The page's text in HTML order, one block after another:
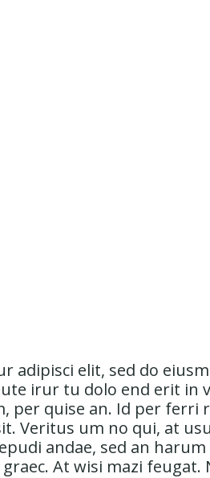
adipisci elit, sed do
irur tu dolo end erit in
per quise an. Id per ferri
Veritus um no qui, at
andae, sed an
At wisi mazi feugat.